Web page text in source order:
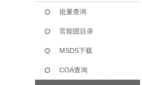
批量查询
官能团目录
MSDS下载
COA查询